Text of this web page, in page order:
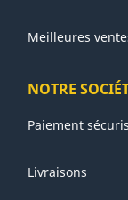
Meilleures
NOTRE
Paiement
Livraisons